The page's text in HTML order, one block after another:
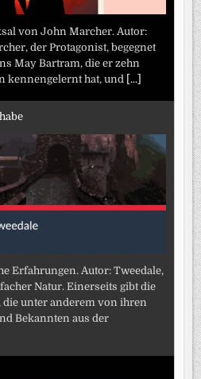
von John Marcher. Autor:
der Protagonist, begegnet
May Bartram, die er zehn
kennengelernt hat, und [...]
Erfahrungen. Autor: Tweedale,
Natur. Einerseits gibt die
unter anderem von ihren
Bekannten aus der